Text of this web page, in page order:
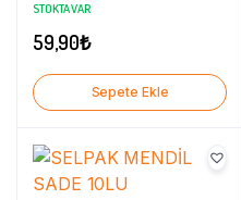
STOKTA VAR
59,90₺
Sepete Ekle